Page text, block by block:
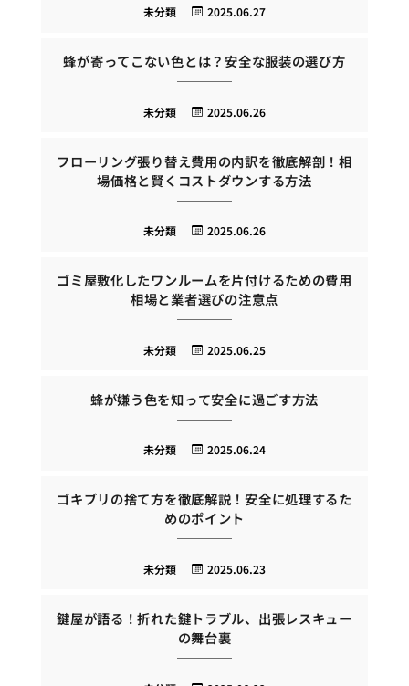
2025.06.27
未分類
蜂が寄ってこない色とは？安全な服装の選び方
2025.06.26
未分類
フローリング張り替え費用の内訳を徹底解剖！相
場価格と賢くコストダウンする方法
2025.06.26
未分類
ゴミ屋敷化したワンルームを片付けるための費用
相場と業者選びの注意点
2025.06.25
未分類
蜂が嫌う色を知って安全に過ごす方法
2025.06.24
未分類
ゴキブリの捨て方を徹底解説！安全に処理するた
めのポイント
2025.06.23
未分類
鍵屋が語る！折れた鍵トラブル、出張レスキュー
の舞台裏